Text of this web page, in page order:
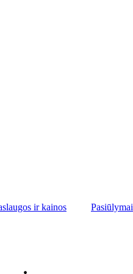
ir kainos
Pasiūlymai